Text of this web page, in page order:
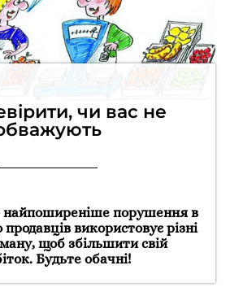
чи вас не
порушення в
продавців використовує різні
щоб збільшити свій
Будьте обачні!